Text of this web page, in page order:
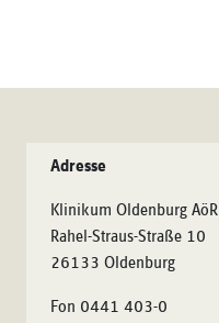
Adresse
Klinikum Oldenburg AöR
Rahel-Straus-Straße 10
26133 Oldenburg
Fon 0441 403-0